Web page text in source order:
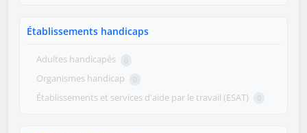
Établissements handicaps
Adultes handicapés 0
Organismes handicap 0
Établissements et services d'aide par le travail (ESAT) 0